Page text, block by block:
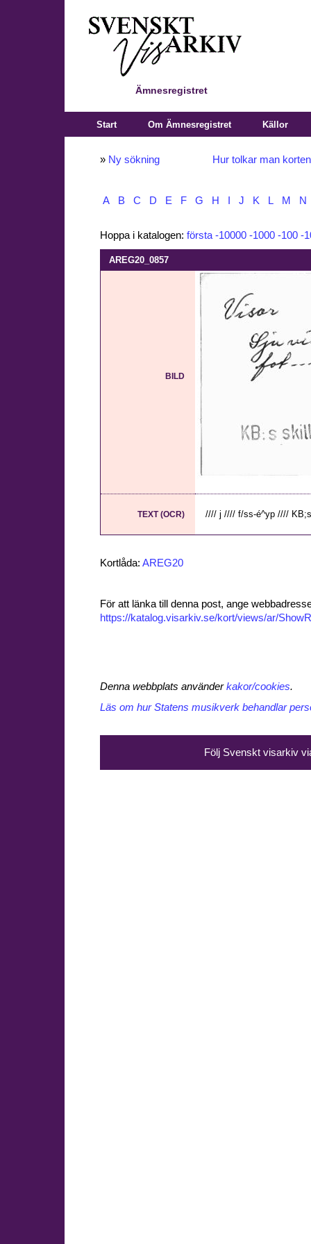
Ämnesregistret
Start Om Ämnesregistret Källor
» Ny sökning Hur tolkar man
A B C D E F G H J K L M N
Hoppa i katalogen: första -10000 -1000 -100 -
AREG20_0857
BILD
TEXT (OCR) //// j //// f/ss-é^yp ////
Kortlåda: AREG20
För att länka till denna post, ange
https://katalog.visarkiv.se/kort/views/ar/
Denna webbplats använderkakor/cookies.
Läs om hur Statens musikverk behandlar
Följ Svenskt visarkiv